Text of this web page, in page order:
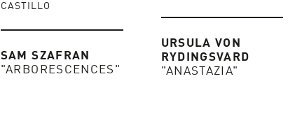
CASTILLO
SAM SZAFRAN
"ARBORESCENCES"
URSULA VON
RYDINGSVARD
"ANASTAZIA"